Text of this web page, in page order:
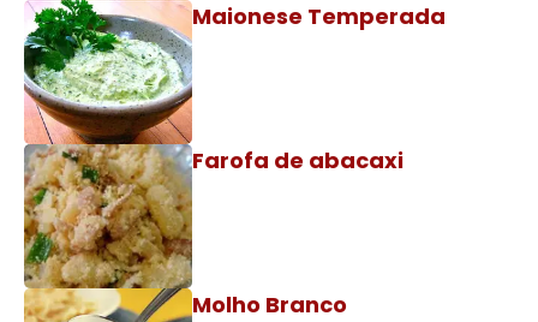
Maionese Temperada
Farofa de abacaxi
Molho Branco